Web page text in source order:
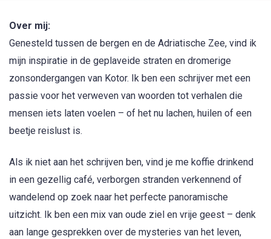
Over mij:
Genesteld tussen de bergen en de Adriatische Zee, vind ik
mijn inspiratie in de geplaveide straten en dromerige
zonsondergangen van Kotor. Ik ben een schrijver met een
passie voor het verweven van woorden tot verhalen die
mensen iets laten voelen – of het nu lachen, huilen of een
beetje reislust is.
Als ik niet aan het schrijven ben, vind je me koffie drinkend
in een gezellig café, verborgen stranden verkennend of
wandelend op zoek naar het perfecte panoramische
uitzicht. Ik ben een mix van oude ziel en vrije geest – denk
aan lange gesprekken over de mysteries van het leven,